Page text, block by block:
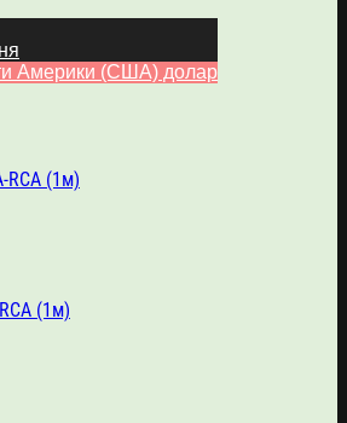
кабелі
RCA (1м)
(1м)
Америки (США) долар